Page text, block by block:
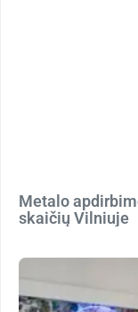
Metalo
skaičių Vilniuje